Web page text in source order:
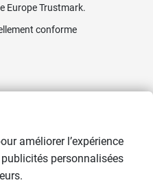
Europe Trustmark.
conforme
améliorer l’expérience
personnalisées